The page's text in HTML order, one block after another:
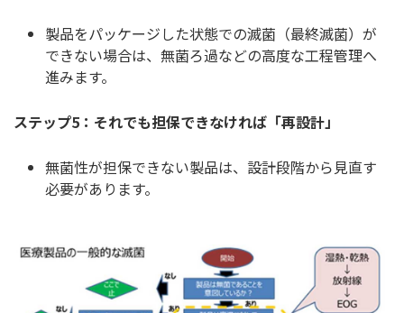
製品をパッケージした状態での滅菌（最終滅菌）が
できない場合は、無菌ろ過などの高度な工程管理へ
進みます。
ステップ5：それでも担保できなければ「再設計」
無菌性が担保できない製品は、設計段階から見直す
必要があります。